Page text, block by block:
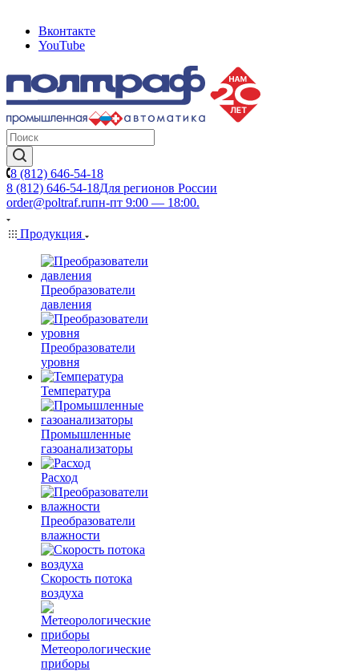
Вконтакте
YouTube
8 (812) 646-54-18
8 (812) 646-54-18Для регионов России
order@poltraf.ruпн-пт 9:00 — 18:00.
Продукция
Преобразователи
давления
Преобразователи
уровня
Температура
Промышленные
газоанализаторы
Расход
Преобразователи
влажности
Скорость потока
воздуха
Метеорологические
приборы